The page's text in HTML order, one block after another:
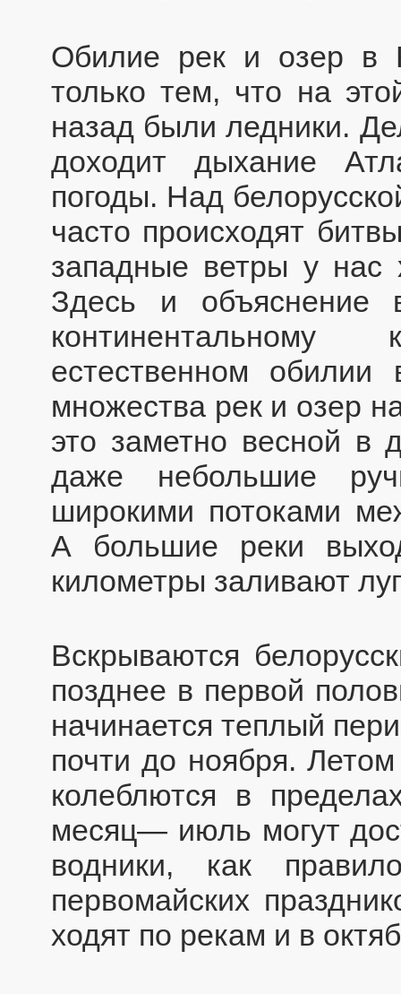
Обилие рек и озер в
только тем, что на
назад были ледники.
доходит дыхание
погоды. Над
часто происходят
западные ветры у нас
Здесь и объяснение
естественном обилии
множества рек и озер
это заметно весной в
даже небольшие
широкими потоками
А большие реки
километры заливают
Вскрываются
позднее в первой
начинается теплый
почти до ноября.
колеблются в
месяц— июль могут
водники, как
первомайских
ходят по рекам и в